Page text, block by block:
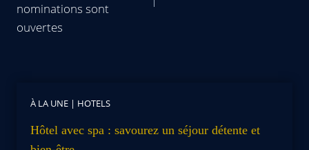
nominations sont
ouvertes
À LA UNE | HOTELS
Hôtel avec spa : savourez un séjour détente et